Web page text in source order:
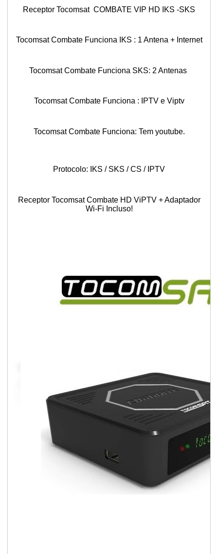
Receptor Tocomsat COMBATE VIP HD IKS -SKS
Tocomsat Combate Funciona IKS : 1 Antena + Internet
Tocomsat Combate Funciona SKS: 2 Antenas
Tocomsat Combate Funciona : IPTV e Viptv
Tocomsat Combate Funciona: Tem youtube.
Protocolo: IKS / SKS / CS / IPTV
Receptor Tocomsat Combate HD ViPTV + Adaptador
Wi-Fi Incluso!